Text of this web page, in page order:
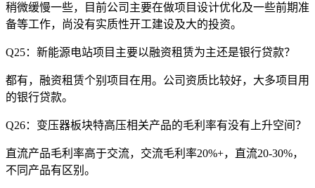
稍微缓慢一些，目前公司主要在做项目设计优化及一些前期准
备等工作，尚没有实质性开工建设及大的投资。
Q25：新能源电站项目主要以融资租赁为主还是银行贷款？
都有，融资租赁个别项目在用。公司资质比较好，大多项目用
的银行贷款。
Q26：变压器板块特高压相关产品的毛利率有没有上升空间？
直流产品毛利率高于交流，交流毛利率20%+，直流20-30%，
不同产品有区别。